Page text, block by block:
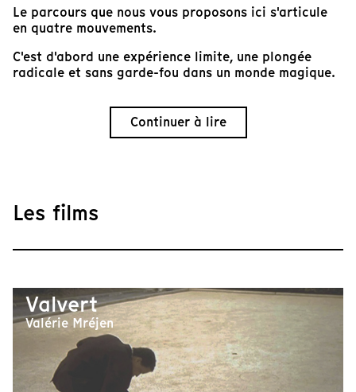
Le parcours que nous vous proposons ici s'articule
en quatre mouvements.
C'est d'abord une expérience limite, une plongée
radicale et sans garde-fou dans un monde magique.
Continuer à lire
Les films
Valvert
Valérie Mréjen